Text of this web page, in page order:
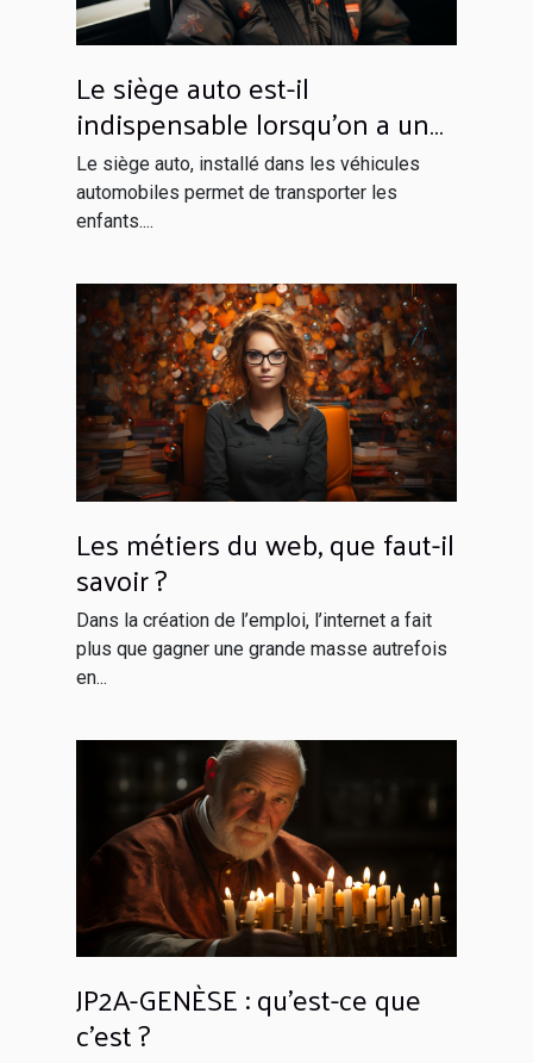
Le siège auto est-il
indispensable lorsqu’on a un
enfant à bord ?
Le siège auto, installé dans les véhicules
automobiles permet de transporter les
enfants....
Les métiers du web, que faut-il
savoir ?
Dans la création de l’emploi, l’internet a fait
plus que gagner une grande masse autrefois
en...
JP2A-GENÈSE : qu’est-ce que
c’est ?